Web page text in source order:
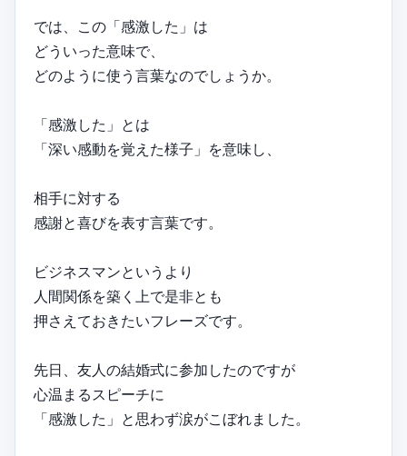
では、この「感激した」は
どういった意味で、
どのように使う言葉なのでしょうか。
「感激した」とは
「深い感動を覚えた様子」を意味し、
相手に対する
感謝と喜びを表す言葉です。
ビジネスマンというより
人間関係を築く上で是非とも
押さえておきたいフレーズです。
先日、友人の結婚式に参加したのですが
心温まるスピーチに
「感激した」と思わず涙がこぼれました。